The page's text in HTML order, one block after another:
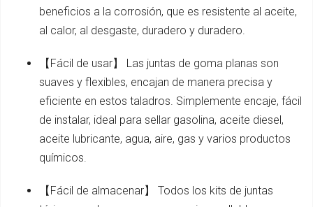
beneficios a la corrosión, que es resistente al aceite,
al calor, al desgaste, duradero y duradero.
【Fácil de usar】 Las juntas de goma planas son
suaves y flexibles, encajan de manera precisa y
eficiente en estos taladros. Simplemente encaje, fácil
de instalar, ideal para sellar gasolina, aceite diesel,
aceite lubricante, agua, aire, gas y varios productos
químicos.
【Fácil de almacenar】 Todos los kits de juntas